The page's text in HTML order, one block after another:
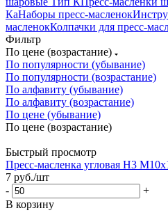
КaНаборы пресс-масленок
масленокКолпачки для пресс-
Фильтр
По цене (возрастание)
По популярности (убывание)
По популярности (возрастание)
По алфавиту (убывание)
По алфавиту (возрастание)
По цене (убывание)
По цене (возрастание)
Быстрый просмотр
Пресс-масленка угловая H3
7 руб./шт
-
+
В корзину